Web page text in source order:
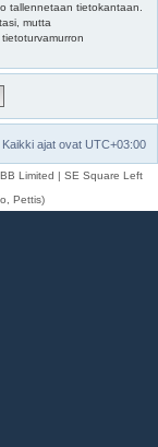
tallennetaan tietokantaan.
mutta
Kaikki ajat ovat UTC+03:00
Limited | SE Square Left
Pettis)